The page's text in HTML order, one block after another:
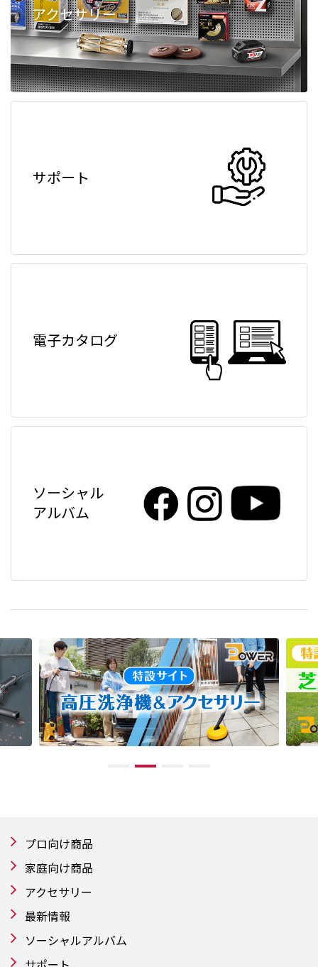
アクセサリー
サポート
電子カタログ
ソーシャル
アルバム
プロ向け商品
家庭向け商品
アクセサリー
最新情報
ソーシャルアルバム